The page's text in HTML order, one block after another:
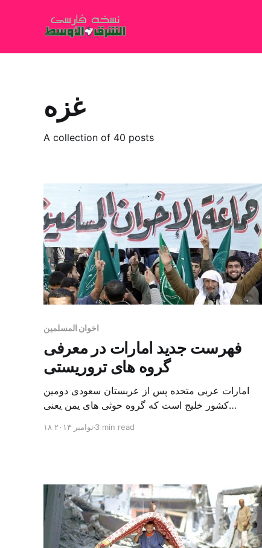
غزه
A collection of 40 posts
اخوان المسلمین
فهرست جدید امارات در معرفی
گروه های تروریستی
امارات عربی متحده پس از عربستان سعودی دومین
کشور خلیج است که گروه حوثی های یمن یعنی
از جهات بسیاری قابل توجه است، به ویژه از آن جهت
۱۸ نوامبر ۲۰۱۴ 3 min read